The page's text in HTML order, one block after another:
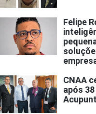
Felipe
CNAA
após